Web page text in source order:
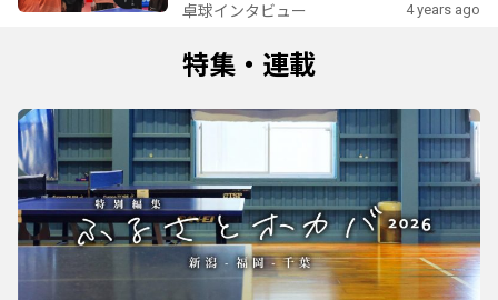
卓球インタビュー 4 years ago
特集・連載